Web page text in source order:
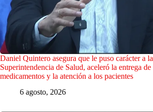
Daniel Quintero asegura que le puso carácter a la
Superintendencia de Salud, aceleró la entrega de
medicamentos y la atención a los pacientes
6 agosto, 2026